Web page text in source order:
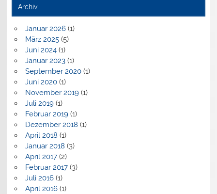
Archiv
Januar 2026(1)
März 2025(5)
Juni 2024(1)
Januar 2023(1)
September 2020(1)
Juni 2020(1)
November 2019(1)
Juli 2019(1)
Februar 2019(1)
Dezember 2018 (1)
April 2018 (1)
Januar 2018 (3)
April 2017(2)
Februar 2017(3)
Juli 2016(1)
April 2016(1)